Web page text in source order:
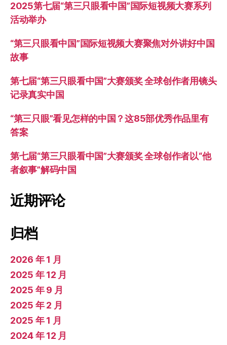
2025第七届“第三只眼看中国”国际短视频大赛系列
活动举办
“第三只眼看中国”国际短视频大赛聚焦对外讲好中国
故事
第七届“第三只眼看中国”大赛颁奖 全球创作者用镜头
记录真实中国
“第三只眼”看见怎样的中国？这85部优秀作品里有
答案
第七届“第三只眼看中国”大赛颁奖 全球创作者以“他
者叙事”解码中国
近期评论
归档
2026 年 1 月
2025 年 12 月
2025 年 9 月
2025 年 2 月
2025 年 1 月
2024 年 12 月